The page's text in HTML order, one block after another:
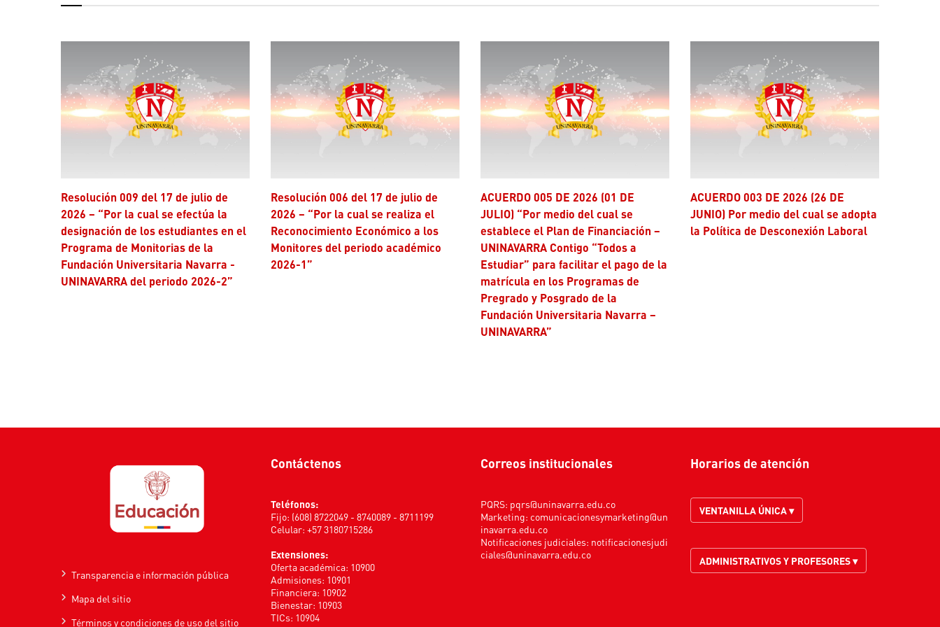
Resolución 009 del 17 de julio de
2026 – “Por la cual se efectúa la
designación de los estudiantes en el
Programa de Monitorias de la
Fundación Universitaria Navarra -
UNINAVARRA del periodo 2026-2”
Resolución 006 del 17 de julio de
2026 – “Por la cual se realiza el
Reconocimiento Económico a los
Monitores del periodo académico
2026-1”
ACUERDO 005 DE 2026 (01 DE
JULIO) “Por medio del cual se
establece el Plan de Financiación –
UNINAVARRA Contigo “Todos a
Estudiar” para facilitar el pago de la
matrícula en los Programas de
Pregrado y Posgrado de la
Fundación Universitaria Navarra –
UNINAVARRA”
ACUERDO 003 DE 2026 (26 DE
JUNIO) Por medio del cual se adopta
la Política de Desconexión Laboral
Transparencia e información pública
Mapa del sitio
Términos y condiciones de uso del sitio
Contáctenos
Teléfonos:
Fijo: (608) 8722049 - 8740089 - 8711199
Celular: +57 3180715286
Extensiones:
Oferta académica: 10900
Admisiones: 10901
Financiera: 10902
Bienestar: 10903
TICs: 10904
Correos institucionales
PQRS: pqrs@uninavarra.edu.co
Marketing: comunicacionesymarketing@un
inavarra.edu.co
Notificaciones judiciales: notificacionesjudi
ciales@uninavarra.edu.co
Horarios de atención
VENTANILLA ÚNICA ▾
ADMINISTRATIVOS Y PROFESORES ▾